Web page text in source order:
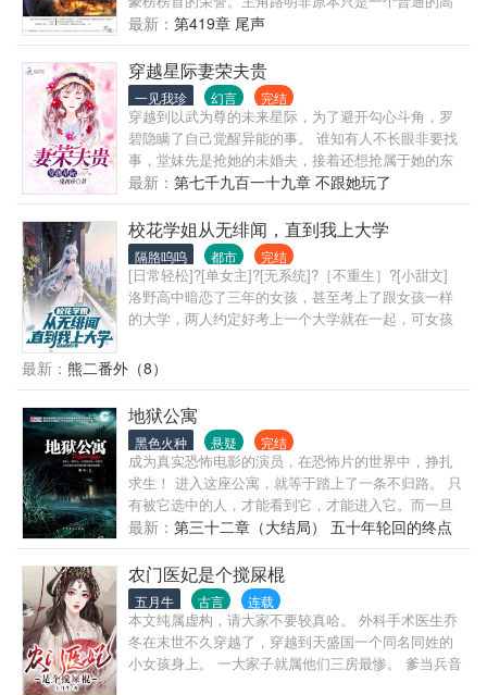
在改为“米饭的米”】
中生，在申请留学的时候收到了来自屠龙学院——卡
塞尔学院的来信，从此开启了他不平凡的人生，在伙
伴陈墨瞳、楚子航、恺撒等人的帮助下，属于龙族的
神秘世界逐渐在他们面前展开，路明非神秘莫测的身
世也慢慢浮出水面。
最新： 第419章 尾声
穿越星际妻荣夫贵
一见我珍 幻言 完结
穿越到以武为尊的未来星际，为了避开勾心斗角，罗
碧隐瞒了自己觉醒异能的事。 谁知有人不长眼非要找
事，堂妹先是抢她的未婚夫，接着还想抢属于她的东
西。罗碧一怒之下跑去测试，结果吓人一跳······
最新： 第七千九百一十九章 不跟她玩了
校花学姐从无绯闻，直到我上大学
隔胳呜呜 都市 完结
[日常轻松]?[单女主]?[无系统]?［不重生］?[小甜文]
洛野高中暗恋了三年的女孩，甚至考上了跟女孩一样
的大学，两人约定好考上一个大学就在一起，可女孩
想到大学还没开学，他写的小说冲上了平台榜首，他
竟然火了…… 上大学后，洛野原以为自己再也不会谈
恋爱，却偶然相识了高冷学姐。 洛野决定，要偷偷跟
学姐谈恋爱，然后惊艳所有人。 等他和高冷学姐手拉
手出现在学校里的时候，全校都震惊了。 高冷校花苏
白粥的身边竟然出现了男人？ 这时，暗恋三年的女孩
却发现自己心里是有他的，于是再次展开了对洛野的
追求。 “抱歉，小学弟已经是我的人了。”苏白粥强势
的说道。 …… “后来呢？洛野先生，您跟知名漫画家
袋，看着那个绝美的身影，轻声笑道:“她偷偷把我的书
给漫画改编了……”
最新： 熊二番外（8）
地狱公寓
黑色火种 悬疑 完结
成为真实恐怖电影的演员，在恐怖片的世界中，挣扎
求生！ 进入这座公寓，就等于踏上了一条不归路。 只
有被它选中的人，才能看到它，才能进入它。而一旦
被选择成为了公寓的住户，便再也没有选择了。如果
想要离开公寓，就只有被它诅咒而杀死。 在这公寓
内，一旦房间的墙壁上出现了血字，就必须根据血字
的指示，到指定的地点，在规定日期内待满那段日
子，一旦违背也一样会死。而一旦到达指点地点，就
会面临无尽的灵异恐怖现象，无数梦魇深处的幽魂鬼
魅，将无处不在，索取你的性命。 即使能够活下来，
回到公寓，也要面临着下一次，墙壁出现血字的时
最新： 第三十二章（大结局） 五十年轮回的终点
（下）
农门医妃是个搅屎棍
五月牛 古言 连载
本文纯属虚构，请大家不要较真哈。 外科手术医生乔
冬在末世不久穿越了，穿越到天盛国一个同名同姓的
小女孩身上。 一大家子就属他们三房最惨。 爹当兵音